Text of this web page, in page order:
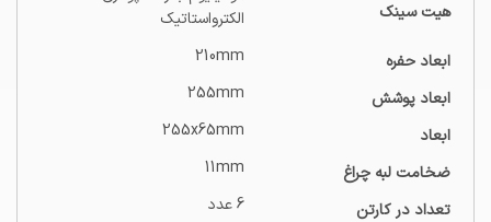
هیت سینک
الکترواستاتیک
ابعاد حفره
210mm
ابعاد پوشش
255mm
ابعاد
255x65mm
ضخامت لبه چراغ
11mm
تعداد در کارتن
6 عدد